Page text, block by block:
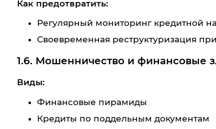
Как предотвратить:
Регулярный мониторинг кредитной
Своевременная реструктуризация
1.6. Мошенничество и финансовые
Виды:
Финансовые пирамиды
Кредиты по поддельным документам